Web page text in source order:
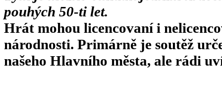
pouhých 50-ti let.
Hrát mohou licencovaní i
národnosti. Primárně je soutěž
našeho Hlavního města, ale rádi